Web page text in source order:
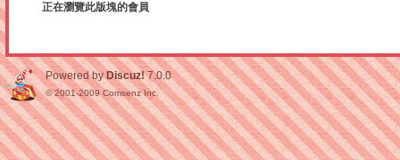
正在瀏覽此版塊的會員
Powered by Discuz! 7.0.0
© 2001-2009 Comsenz Inc.